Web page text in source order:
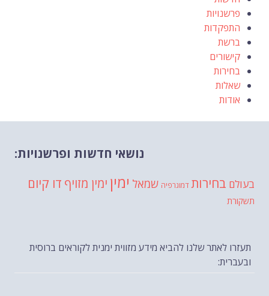
פרשנויות
התפקדות
ברשת
קישורים
בחירות
שאלות
אודות
נושאי חדשות ופרשנויות:
בעולם בחירות דמוגרפיה שמאל ימין ימין מזויף דו קיום
תשקורת
תעזרו לאתר שלנו להביא מידע מזווית ימנית לקוראים ברוסית
ובעברית: